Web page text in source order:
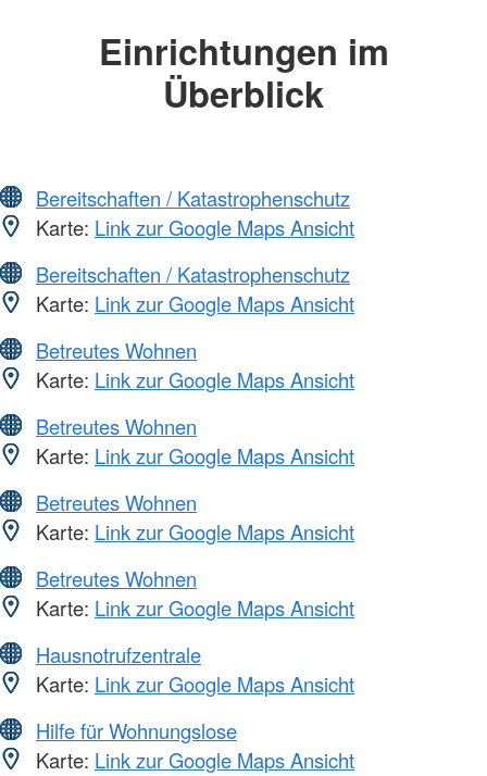
Einrichtungen im
Überblick
Bereitschaften / Katastrophenschutz
Karte: Link zur Google Maps Ansicht
Bereitschaften / Katastrophenschutz
Karte: Link zur Google Maps Ansicht
Betreutes Wohnen
Karte: Link zur Google Maps Ansicht
Betreutes Wohnen
Karte: Link zur Google Maps Ansicht
Betreutes Wohnen
Karte: Link zur Google Maps Ansicht
Betreutes Wohnen
Karte: Link zur Google Maps Ansicht
Hausnotrufzentrale
Karte: Link zur Google Maps Ansicht
Hilfe für Wohnungslose
Karte: Link zur Google Maps Ansicht